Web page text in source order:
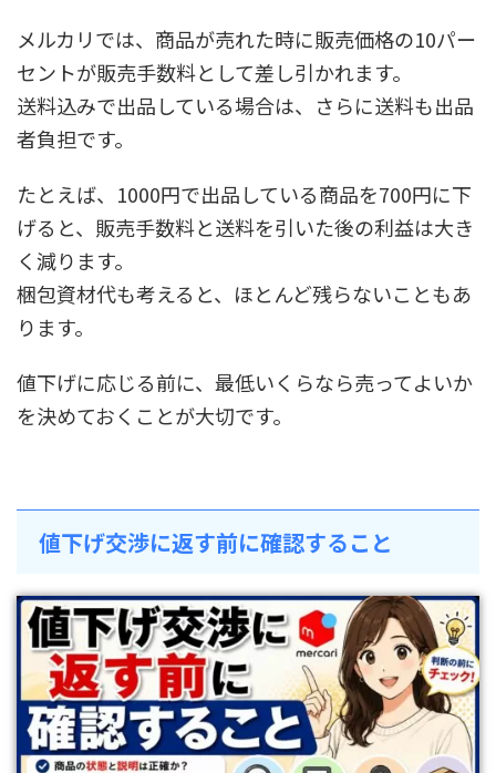
メルカリでは、商品が売れた時に販売価格の10パー
セントが販売手数料として差し引かれます。
送料込みで出品している場合は、さらに送料も出品
者負担です。
たとえば、1000円で出品している商品を700円に下
げると、販売手数料と送料を引いた後の利益は大き
く減ります。
梱包資材代も考えると、ほとんど残らないこともあ
ります。
値下げに応じる前に、最低いくらなら売ってよいか
を決めておくことが大切です。
値下げ交渉に返す前に確認すること